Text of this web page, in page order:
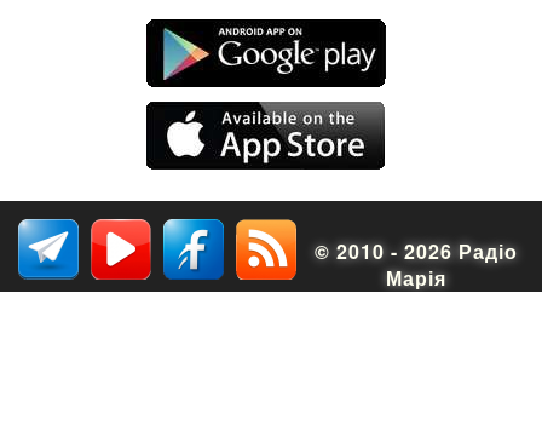
© 2010 - 2026 Радіо
Марія